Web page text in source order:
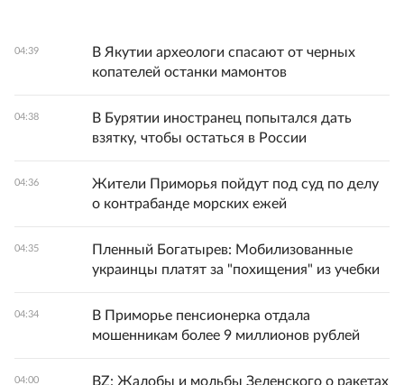
04:39
В Якутии археологи спасают от черных
копателей останки мамонтов
04:38
В Бурятии иностранец попытался дать
взятку, чтобы остаться в России
04:36
Жители Приморья пойдут под суд по делу
о контрабанде морских ежей
04:35
Пленный Богатырев: Мобилизованные
украинцы платят за "похищения" из учебки
04:34
В Приморье пенсионерка отдала
мошенникам более 9 миллионов рублей
04:00
BZ: Жалобы и мольбы Зеленского о ракетах